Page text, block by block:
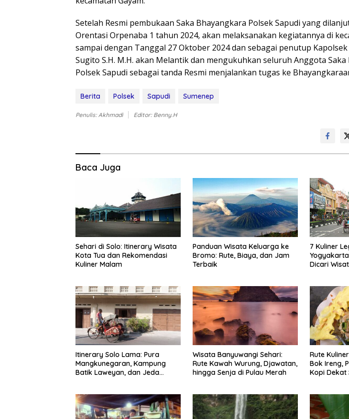
Setelah Resmi pembukaan Saka Bhayangkara Polsek Sapudi yang
Orentasi Orpenaba 1 tahun 2024, akan melaksanakan kegiatannya di
sampai dengan Tanggal 27 Oktober 2024 dan sebagai penutup
Sugito S.H. M.H. akan Melantik dan mengukuhkan seluruh Anggota
Polsek Sapudi sebagai tanda Resmi menjalankan tugas ke
Berita Polsek Sapudi Sumenep
Penulis: Akhmadi Editor: Benny.H
Baca Juga
Sehari di Solo: Itinerary Wisata
Kota Tua dan Rekomendasi
Kuliner Malam
Panduan Wisata Keluarga ke
Bromo: Rute, Biaya, dan Jam
Terbaik
7 Kuliner
Dicari
Itinerary Solo Lama: Pura
Mangkunegaran, Kampung
Batik Laweyan, dan Jeda
Wisata Banyuwangi Sehari:
Rute Kawah Wurung, Djawatan,
hingga Senja di Pulau Merah
Rute
Bok Ireng,
Kopi Dekat